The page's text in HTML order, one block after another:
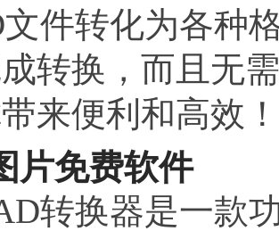
件转化为各种
转换，而且无
来便利和高效！
片免费软件
转换器是一款